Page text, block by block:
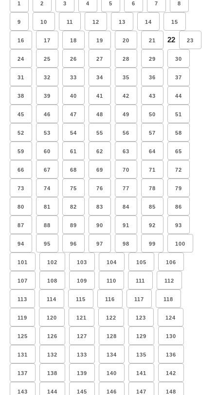
1 2 3 4 5 6 7 8
9 10 11 12 13 14 15
16 17 18 19 20 21 22 23
24 25 26 27 28 29 30
31 32 33 34 35 36 37
38 39 40 41 42 43 44
45 46 47 48 49 50 51
52 53 54 55 56 57 58
59 60 61 62 63 64 65
66 67 68 69 70 71 72
73 74 75 76 77 78 79
80 81 82 83 84 85 86
87 88 89 90 91 92 93
94 95 96 97 98 99 100
101 102 103 104 105 106
107 108 109 110 111 112
113 114 115 116 117 118
119 120 121 122 123 124
125 126 127 128 129 130
131 132 133 134 135 136
137 138 139 140 141 142
143 144 145 146 147 148